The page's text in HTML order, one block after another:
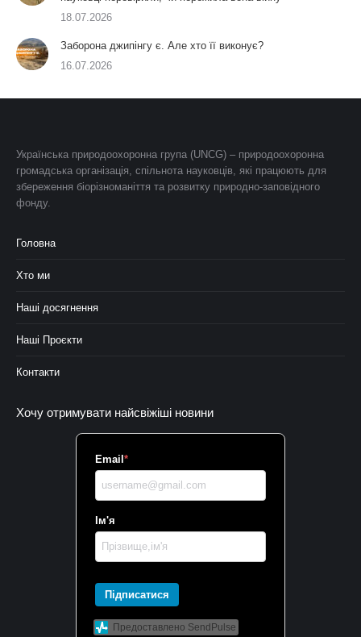
18.07.2026
Заборона джипінгу є. Але хто її виконує?
16.07.2026
Українська природоохоронна група (UNCG) – природоохоронна
громадська організація, спільнота науковців, які працюють для
збереження біорізноманіття та розвитку природно-заповідного
фонду.
Головна
Хто ми
Наші досягнення
Наші Проєкти
Контакти
Хочу отримувати найсвіжіші новини
Email *
Ім'я
Підписатися
Предоставлено SendPulse